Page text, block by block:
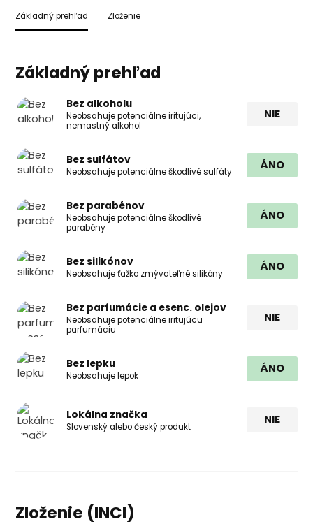
Základný prehľad Zloženie
Základný prehľad
Bez alkoholu
Neobsahuje potenciálne iritujúci,
nemastný alkohol
NIE
Bez sulfátov
Neobsahuje potenciálne škodlivé sulfáty
ÁNO
Bez parabénov
Neobsahuje potenciálne škodlivé
parabény
ÁNO
Bez silikónov
Neobsahuje ťažko zmývateľné silikóny
ÁNO
Bez parfumácie a esenc. olejov
Neobsahuje potenciálne iritujúcu
parfumáciu
NIE
Bez lepku
Neobsahuje lepok
ÁNO
Lokálna značka
Slovenský alebo český produkt
NIE
Zloženie (INCI)